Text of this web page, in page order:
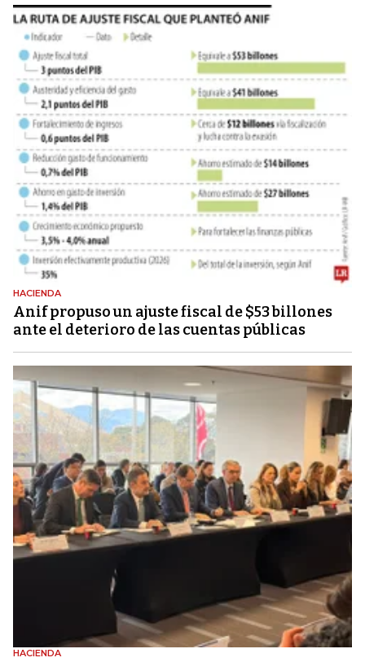
HACIENDA
Anif propuso un ajuste fiscal de $53 billones
ante el deterioro de las cuentas públicas
HACIENDA